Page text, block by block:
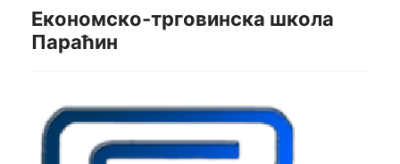
Економско-трговинска школа
Параћин